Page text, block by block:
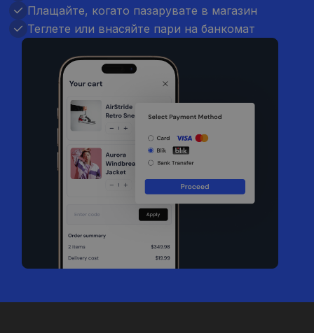
Плащайте, когато пазарувате в магазин
Теглете или внасяйте пари на банкомат